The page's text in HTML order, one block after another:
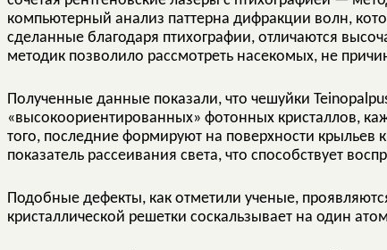
компьютерный анализ паттерна дифракции волн,
сделанные благодаря птихографии, отличаются
методик позволило рассмотреть насекомых, не
Полученные данные показали, что чешуйки
«высокоориентированных» фотонных кристаллов,
того, последние формируют на поверхности
показатель рассеивания света, что способствует
Подобные дефекты, как отметили ученые,
кристаллической решетки соскальзывает на один